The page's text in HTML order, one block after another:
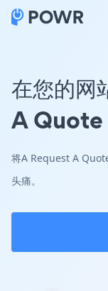
在您的
A Quote
将A Request A
头痛。